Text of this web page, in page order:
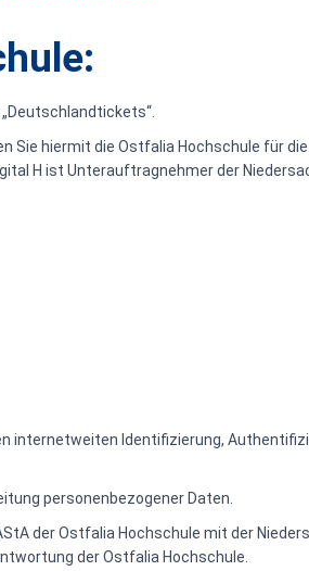
Sie hiermit die Ostfalia Hochschule für
H ist Unterauftragnehmer der
internetweiten Identifizierung,
personenbezogener Daten.
der Ostfalia Hochschule mit der
der Ostfalia Hochschule.